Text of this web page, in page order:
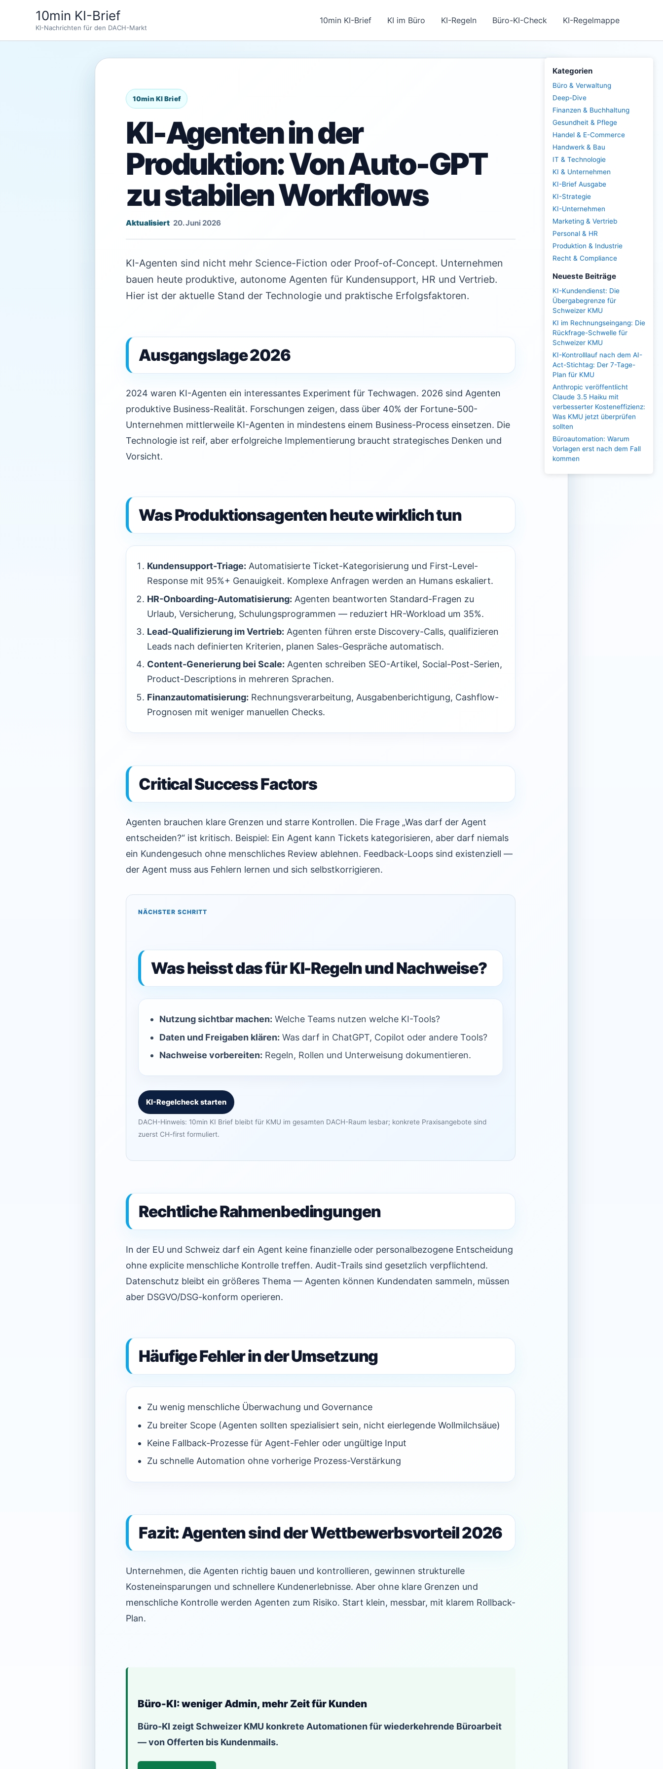
10min KI-Brief
KI-Nachrichten für den DACH-Markt
10min KI-Brief KI im Büro KI-Regeln Büro-KI-Check KI-Regelmappe
KI-Agenten in der
Produktion: Von Auto-GPT
zu stabilen Workflows
20. Juni 2026
KI-Agenten sind nicht mehr Science-Fiction oder Proof-of-Concept. Unternehmen
bauen heute produktive, autonome Agenten für Kundensupport, HR und Vertrieb.
Hier ist der aktuelle Stand der Technologie und praktische Erfolgsfaktoren.
Ausgangslage 2026
2024 waren KI-Agenten ein interessantes Experiment für Techwagen. 2026 sind Agenten
produktive Business-Realität. Forschungen zeigen, dass über 40% der Fortune-500-
Unternehmen mittlerweile KI-Agenten in mindestens einem Business-Process einsetzen. Die
Technologie ist reif, aber erfolgreiche Implementierung braucht strategisches Denken und
Vorsicht.
Was Produktionsagenten heute wirklich tun
Kundensupport-Triage: Automatisierte Ticket-Kategorisierung und First-Level-
Response mit 95%+ Genauigkeit. Komplexe Anfragen werden an Humans eskaliert.
HR-Onboarding-Automatisierung: Agenten beantworten Standard-Fragen zu
Urlaub, Versicherung, Schulungsprogrammen — reduziert HR-Workload um 35%.
Lead-Qualifizierung im Vertrieb: Agenten führen erste Discovery-Calls, qualifizieren
Leads nach definierten Kriterien, planen Sales-Gespräche automatisch.
Content-Generierung bei Scale: Agenten schreiben SEO-Artikel, Social-Post-Serien,
Product-Descriptions in mehreren Sprachen.
Finanzautomatisierung: Rechnungsverarbeitung, Ausgabenberichtigung, Cashflow-
Prognosen mit weniger manuellen Checks.
Critical Success Factors
Agenten brauchen klare Grenzen und starre Kontrollen. Die Frage „Was darf der Agent
entscheiden?“ ist kritisch. Beispiel: Ein Agent kann Tickets kategorisieren, aber darf niemals
ein Kundengesuch ohne menschliches Review ablehnen. Feedback-Loops sind existenziell —
der Agent muss aus Fehlern lernen und sich selbstkorrigieren.
NÄCHSTER SCHRITT
Was heisst das für KI-Regeln und Nachweise?
Nutzung sichtbar machen: Welche Teams nutzen welche KI-Tools?
Daten und Freigaben klären: Was darf in ChatGPT, Copilot oder andere Tools?
Nachweise vorbereiten: Regeln, Rollen und Unterweisung dokumentieren.
KI-Regelcheck starten
DACH-Hinweis: 10min KI Brief bleibt für KMU im gesamten DACH-Raum lesbar; konkrete Praxisangebote sind
zuerst CH-first formuliert.
Rechtliche Rahmenbedingungen
In der EU und Schweiz darf ein Agent keine finanzielle oder personalbezogene Entscheidung
ohne explicite menschliche Kontrolle treffen. Audit-Trails sind gesetzlich verpflichtend.
Datenschutz bleibt ein größeres Thema — Agenten können Kundendaten sammeln, müssen
aber DSGVO/DSG-konform operieren.
Häufige Fehler in der Umsetzung
Zu wenig menschliche Überwachung und Governance
Zu breiter Scope (Agenten sollten spezialisiert sein, nicht eierlegende Wollmilchsäue)
Keine Fallback-Prozesse für Agent-Fehler oder ungültige Input
Zu schnelle Automation ohne vorherige Prozess-Verstärkung
Fazit: Agenten sind der Wettbewerbsvorteil 2026
Unternehmen, die Agenten richtig bauen und kontrollieren, gewinnen strukturelle
Kosteneinsparungen und schnellere Kundenerlebnisse. Aber ohne klare Grenzen und
menschliche Kontrolle werden Agenten zum Risiko. Start klein, messbar, mit klarem Rollback-
Plan.
Büro-KI: weniger Admin, mehr Zeit für Kunden
Büro-KI zeigt Schweizer KMU konkrete Automationen für wiederkehrende Büroarbeit
— von Offerten bis Kundenmails.
Kategorien
Büro & Verwaltung
Deep-Dive
Finanzen & Buchhaltung
Gesundheit & Pflege
Handel & E-Commerce
Handwerk & Bau
IT & Technologie
KI & Unternehmen
KI-Brief Ausgabe
KI-Strategie
KI-Unternehmen
Marketing & Vertrieb
Personal & HR
Produktion & Industrie
Recht & Compliance
Neueste Beiträge
KI-Kundendienst: Die
Übergabegrenze für
Schweizer KMU
KI im Rechnungseingang: Die
Rückfrage-Schwelle für
Schweizer KMU
KI-Kontrolllauf nach dem AI-
Act-Stichtag: Der 7-Tage-
Plan für KMU
Anthropic veröffentlicht
Claude 3.5 Haiku mit
verbesserter Kosteneffizienz:
Was KMU jetzt überprüfen
sollten
Büroautomation: Warum
Vorlagen erst nach dem Fall
kommen